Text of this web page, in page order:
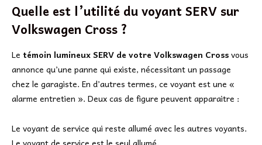
Quelle est l’utilité du voyant SERV sur
Volkswagen Cross ?
Le témoin lumineux SERV de votre Volkswagen Crossvous
annonce qu’une panne qui existe, nécessitant un passage
chez le garagiste. En d’autres termes, ce voyant est une «
alarme entretien ». Deux cas de figure peuvent apparaitre :
Le voyant de service qui reste allumé avec les autres voyants.